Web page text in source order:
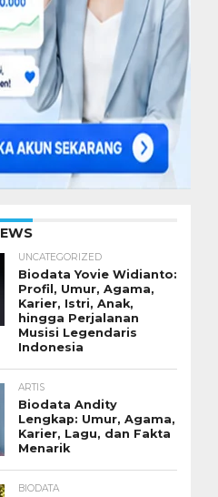
UNCATEGORIZED
Biodata Yovie Widianto:
Profil, Umur, Agama,
Karier, Istri, Anak,
hingga Perjalanan
Musisi Legendaris
Indonesia
ARTIS
Biodata Andity
Lengkap: Umur, Agama,
Karier, Lagu, dan Fakta
Menarik
BIODATA